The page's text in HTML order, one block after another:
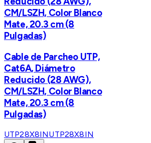
CM/LSZH, Color Blanco
Mate, 20.3 cm (8
Pulgadas)
Cable de Parcheo UTP,
Cat6A, Diámetro
Reducido (28 AWG),
CM/LSZH, Color Blanco
Mate, 20.3 cm (8
Pulgadas)
UTP28X8INUTP28X8IN